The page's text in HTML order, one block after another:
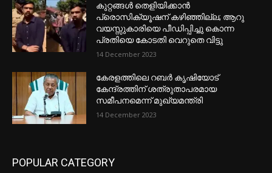
കുറ്റങ്ങൾ തെളിയിക്കാൻ
പ്രൊസിക്യൂഷന് കഴിഞ്ഞില്ല; ആറു
വയസ്സുകാരിയെ പീഡിപ്പിച്ചു കൊന്ന
പ്രതിയെ കോടതി വെറുതെ വിട്ടു
14 December 2023
കേരളത്തിലെ റബർ കൃഷിയോട്
കേന്ദ്രത്തിന് ശത്രുതാപരമായ
സമീപനമെന്ന് മുഖ്യമന്ത്രി
14 December 2023
POPULAR CATEGORY